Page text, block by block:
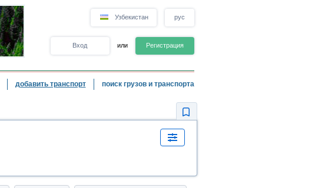
Узбекистан рус
Вход или Регистрация
добавить транспорт поиск грузов и транспорта